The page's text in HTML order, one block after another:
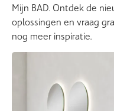
Mijn BAD. Ontdek de
oplossingen en vraag
nog meer inspiratie.